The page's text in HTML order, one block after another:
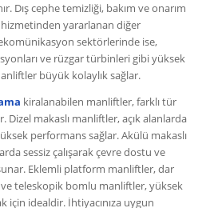
Dış cephe temizliği, bakım ve onarım
yararlanan diğer
sektörlerinde ise,
ve rüzgar türbinleri gibi yüksek
büyük kolaylık sağlar.
kiralanabilen manliftler, farklı tür
makaslı manliftler, açık alanlarda
performans sağlar. Akülü makaslı
sessiz çalışarak çevre dostu ve
Eklemli platform manliftler, dar
teleskopik bomlu manliftler, yüksek
için idealdir. İhtiyacınıza uygun